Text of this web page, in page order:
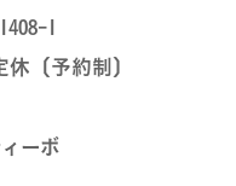
1
〔予約制〕
ーボ